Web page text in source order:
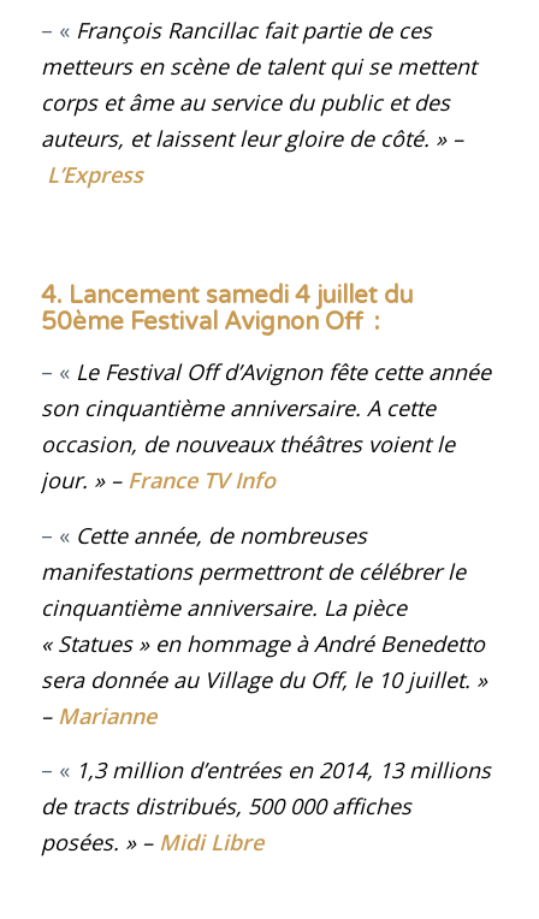
– « François Rancillac fait partie de ces
metteurs en scène de talent qui se mettent
corps et âme au service du public et des
auteurs, et laissent leur gloire de côté. » –
L’Express
4. Lancement samedi 4 juillet du
50ème Festival Avignon Off :
– « Le Festival Off d’Avignon fête cette année
son cinquantième anniversaire. A cette
occasion, de nouveaux théâtres voient le
jour. » – France TV Info
– « Cette année, de nombreuses
manifestations permettront de célébrer le
cinquantième anniversaire. La pièce
« Statues » en hommage à André Benedetto
sera donnée au Village du Off, le 10 juillet. »
– Marianne
– « 1,3 million d’entrées en 2014, 13 millions
de tracts distribués, 500 000 affiches
posées. » – Midi Libre